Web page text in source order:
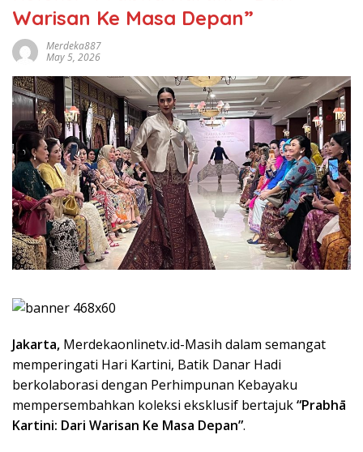
Warisan Ke Masa Depan”
Merdeka887
May 5, 2026
Jakarta, Merdekaonlinetv.id-Masih dalam semangat
memperingati Hari Kartini, Batik Danar Hadi
berkolaborasi dengan Perhimpunan Kebayaku
mempersembahkan koleksi eksklusif bertajuk“Prabhā
Kartini: Dari Warisan Ke Masa Depan”.